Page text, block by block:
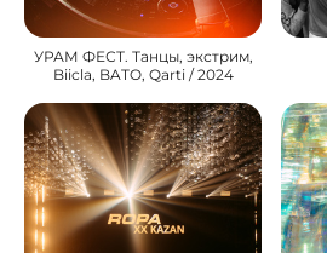
УРАМ ФЕСТ. Танцы, экстрим,
Biicla, BATO, Qarti / 2024